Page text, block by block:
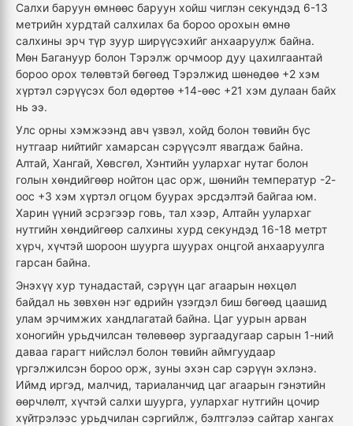
Салхи баруун өмнөөс баруун хойш чиглэн секундэд 6-13
метрийн хурдтай салхилах ба бороо орохын өмнө
салхины эрч түр зуур ширүүсэхийг анхааруулж байна.
Мөн Багануур болон Тэрэлж орчмоор дуу цахилгаантай
бороо орох төлөвтэй бөгөөд Тэрэлжид шөнөдөө +2 хэм
хүртэл сэрүүсэх бол өдөртөө +14-өөс +21 хэм дулаан байх
нь ээ.
Улс орны хэмжээнд авч үзвэл, хойд болон төвийн бүс
нутгаар нийтийг хамарсан сэрүүсэлт явагдаж байна.
Алтай, Хангай, Хөвсгөл, Хэнтийн уулархаг нутаг болон
голын хөндийгөөр нойтон цас орж, шөнийн температур -2-
оос +3 хэм хүртэл огцом буурах эрсдэлтэй байгаа юм.
Харин үүний эсрэгээр говь, тал хээр, Алтайн уулархаг
нутгийн хөндийгөөр салхины хурд секундэд 16-18 метрт
хүрч, хүчтэй шороон шуурга шуурах онцгой анхааруулга
гарсан байна.
Энэхүү хур тунадастай, сэрүүн цаг агаарын нөхцөл
байдал нь зөвхөн нэг өдрийн үзэгдэл биш бөгөөд цаашид
улам эрчимжих хандлагатай байна. Цаг уурын арван
хоногийн урьдчилсан төлөвөөр зургаадугаар сарын 1-ний
даваа гарагт нийслэл болон төвийн аймгуудаар
үргэлжилсэн бороо орж, зуны эхэн сар сэрүүн эхлэнэ.
Иймд иргэд, малчид, тариаланчид цаг агаарын гэнэтийн
өөрчлөлт, хүчтэй салхи шуурга, уулархаг нутгийн цочир
хүйтрэлээс урьдчилан сэргийлж, бэлтгэлээ сайтар хангах